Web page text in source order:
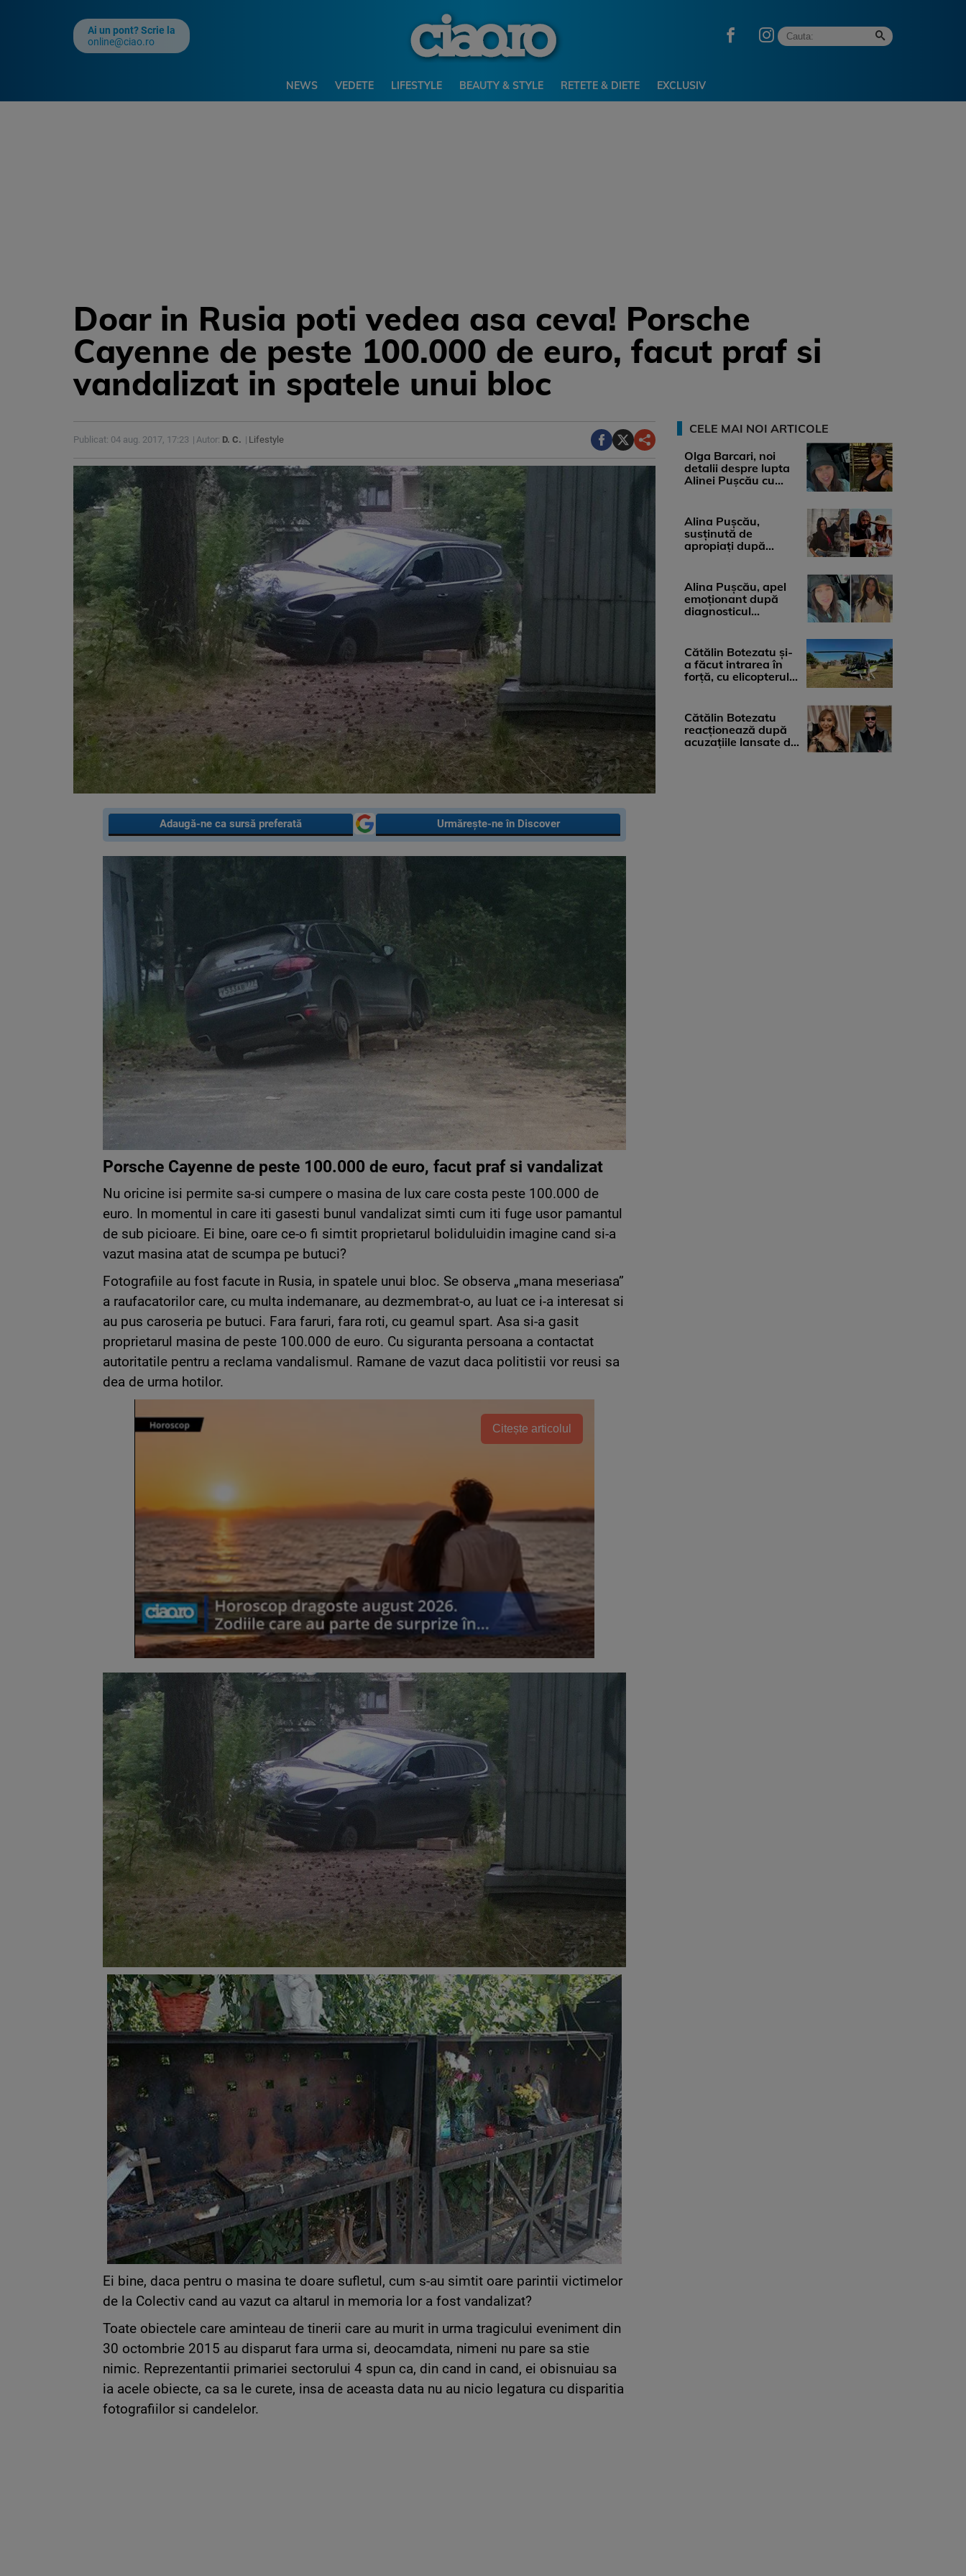
Ai un pont? Scrie la
online@ciao.ro
NEWS VEDETE LIFESTYLE BEAUTY & STYLE RETETE & DIETE EXCLUSIV
Doar in Rusia poti vedea asa ceva! Porsche
Cayenne de peste 100.000 de euro, facut praf si
vandalizat in spatele unui bloc
Publicat: 04 aug. 2017, 17:23 Autor: D. C. Lifestyle
Adaugă-ne ca sursă preferată Urmărește-ne în Discover
Porsche Cayenne de peste 100.000 de euro, facut praf si vandalizat
Nu oricine isi permite sa-si cumpere o masina de lux care costa peste 100.000 de
euro. In momentul in care iti gasesti bunul vandalizat simti cum iti fuge usor pamantul
de sub picioare. Ei bine, oare ce-o fi simtit proprietarul boliduluidin imagine cand si-a
vazut masina atat de scumpa pe butuci?
Fotografiile au fost facute in Rusia, in spatele unui bloc. Se observa „mana meseriasa”
a raufacatorilor care, cu multa indemanare, au dezmembrat-o, au luat ce i-a interesat si
au pus caroseria pe butuci. Fara faruri, fara roti, cu geamul spart. Asa si-a gasit
proprietarul masina de peste 100.000 de euro. Cu siguranta persoana a contactat
autoritatile pentru a reclama vandalismul. Ramane de vazut daca politistii vor reusi sa
dea de urma hotilor.
Citește articolul
Ei bine, daca pentru o masina te doare sufletul, cum s-au simtit oare parintii victimelor
de la Colectiv cand au vazut ca altarul in memoria lor a fost vandalizat?
Toate obiectele care aminteau de tinerii care au murit in urma tragicului eveniment din
30 octombrie 2015 au disparut fara urma si, deocamdata, nimeni nu pare sa stie
nimic. Reprezentantii primariei sectorului 4 spun ca, din cand in cand, ei obisnuiau sa
ia acele obiecte, ca sa le curete, insa de aceasta data nu au nicio legatura cu disparitia
fotografiilor si candelelor.
CELE MAI NOI ARTICOLE
Olga Barcari, noi
detalii despre lupta
Alinei Pușcău cu
Alina Pușcău,
susținută de
apropiați după
medicii, ...
Alina Pușcău, apel
emoționant după
diagnosticul
...
Cătălin Botezatu și-
a făcut intrarea în
forță, cu elicopterul,
Cătălin Botezatu
reacționează după
acuzațiile lansate de